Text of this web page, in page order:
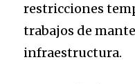
restricciones
trabajos de
infraestructura.